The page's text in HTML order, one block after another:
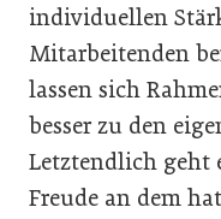
individuellen
Mitarbeitenden
lassen sich
besser zu den
Letztendlich geht
Freude an dem